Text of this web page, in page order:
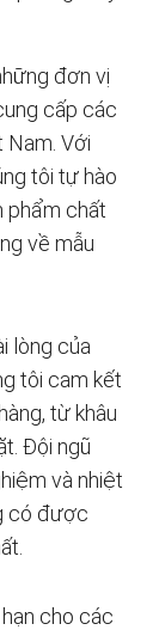
đơn vị
cấp các
Nam. Với
tôi tự hào
phẩm chất
về mẫu
lòng của
tôi cam kết
từ khâu
Đội ngũ
và nhiệt
có được
cho các